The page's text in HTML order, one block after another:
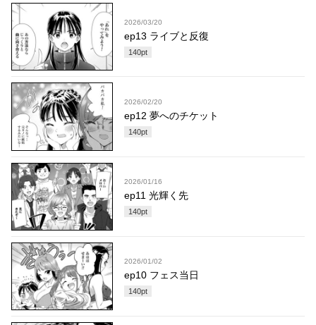
2026/03/20
ep13 ライブと反復
140pt
2026/02/20
ep12 夢へのチケット
140pt
2026/01/16
ep11 光輝く先
140pt
2026/01/02
ep10 フェス当日
140pt